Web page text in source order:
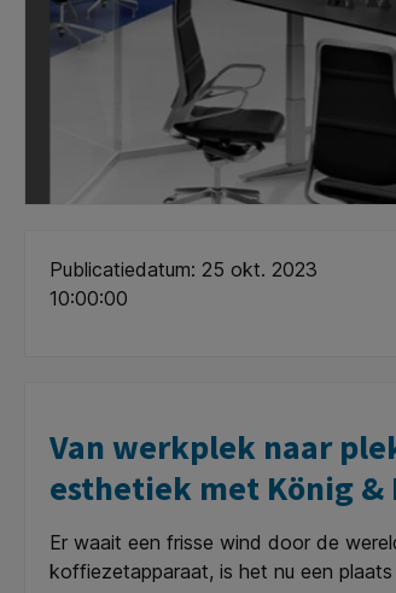
Publicatiedatum: 25 okt. 2023
10:00:00
Van werkplek naar
esthetiek met König
Er waait een frisse wind door de
koffiezetapparaat, is het nu een